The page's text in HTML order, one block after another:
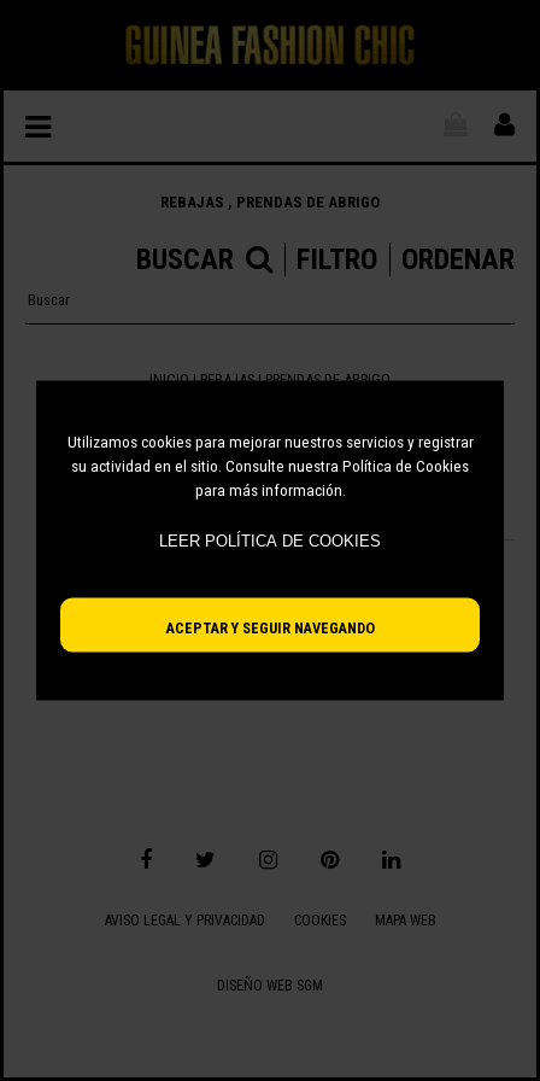
Utilizamos cookies para mejorar nuestros servicios y registrar
su actividad en el sitio. Consulte nuestra Política de Cookies
para más información.
ACEPTAR Y SEGUIR NAVEGANDO
REBAJAS , PRENDAS DE ABRIGO
ORDENAR
FILTRO
BUSCAR
INICIO|REBAJAS| PRENDAS DE ABRIGO
AVISO LEGAL Y PRIVACIDAD COOKIES MAPA WEB
DISEÑO WEB SGM
LEER POLÍTICA DE COOKIES